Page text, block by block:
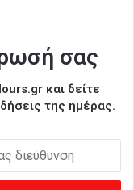
σας
και δείτε
της ημέρας.